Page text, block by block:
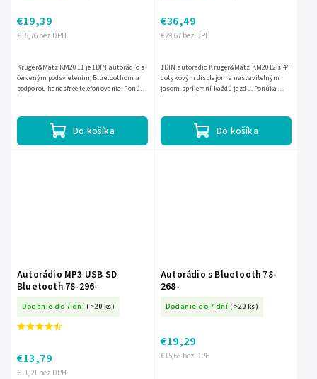
€15,76 bez DPH
€19,39
Do košíka
Krüger&Matz KM2011 je 1DIN autorádio s
červeným podsvietením, Bluetoothom a
podporou handsfree telefonovania. Ponúka
€29,67 bez DPH
€36,49
Do košíka
1DIN autorádio Kruger&Matz KM2012 s 4"
dotykovým displejom a nastaviteľným
jasom spríjemní každú jazdu. Ponúka
Autorádio MP3 USB SD
Bluetooth 78-296-
Dodanie do 7 dní (>20 ks)
€11,21 bez DPH
€13,79
Autorádio s Bluetooth 78-
268-
Dodanie do 7 dní (>20 ks)
€15,68 bez DPH
€19,29